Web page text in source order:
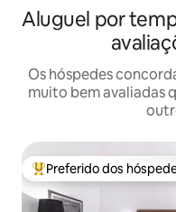
Aluguel por
Os hóspedes
muito bem avaliadas
Entre os melhores
Preferido dos